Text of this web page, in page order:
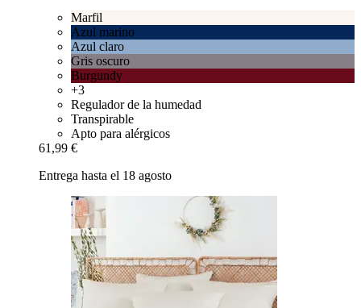
Marfil
Azul marino
Azul claro
Gris oscuro
Burgundy
+3
Regulador de la humedad
Transpirable
Apto para alérgicos
61,99 €
Entrega hasta el 18 agosto